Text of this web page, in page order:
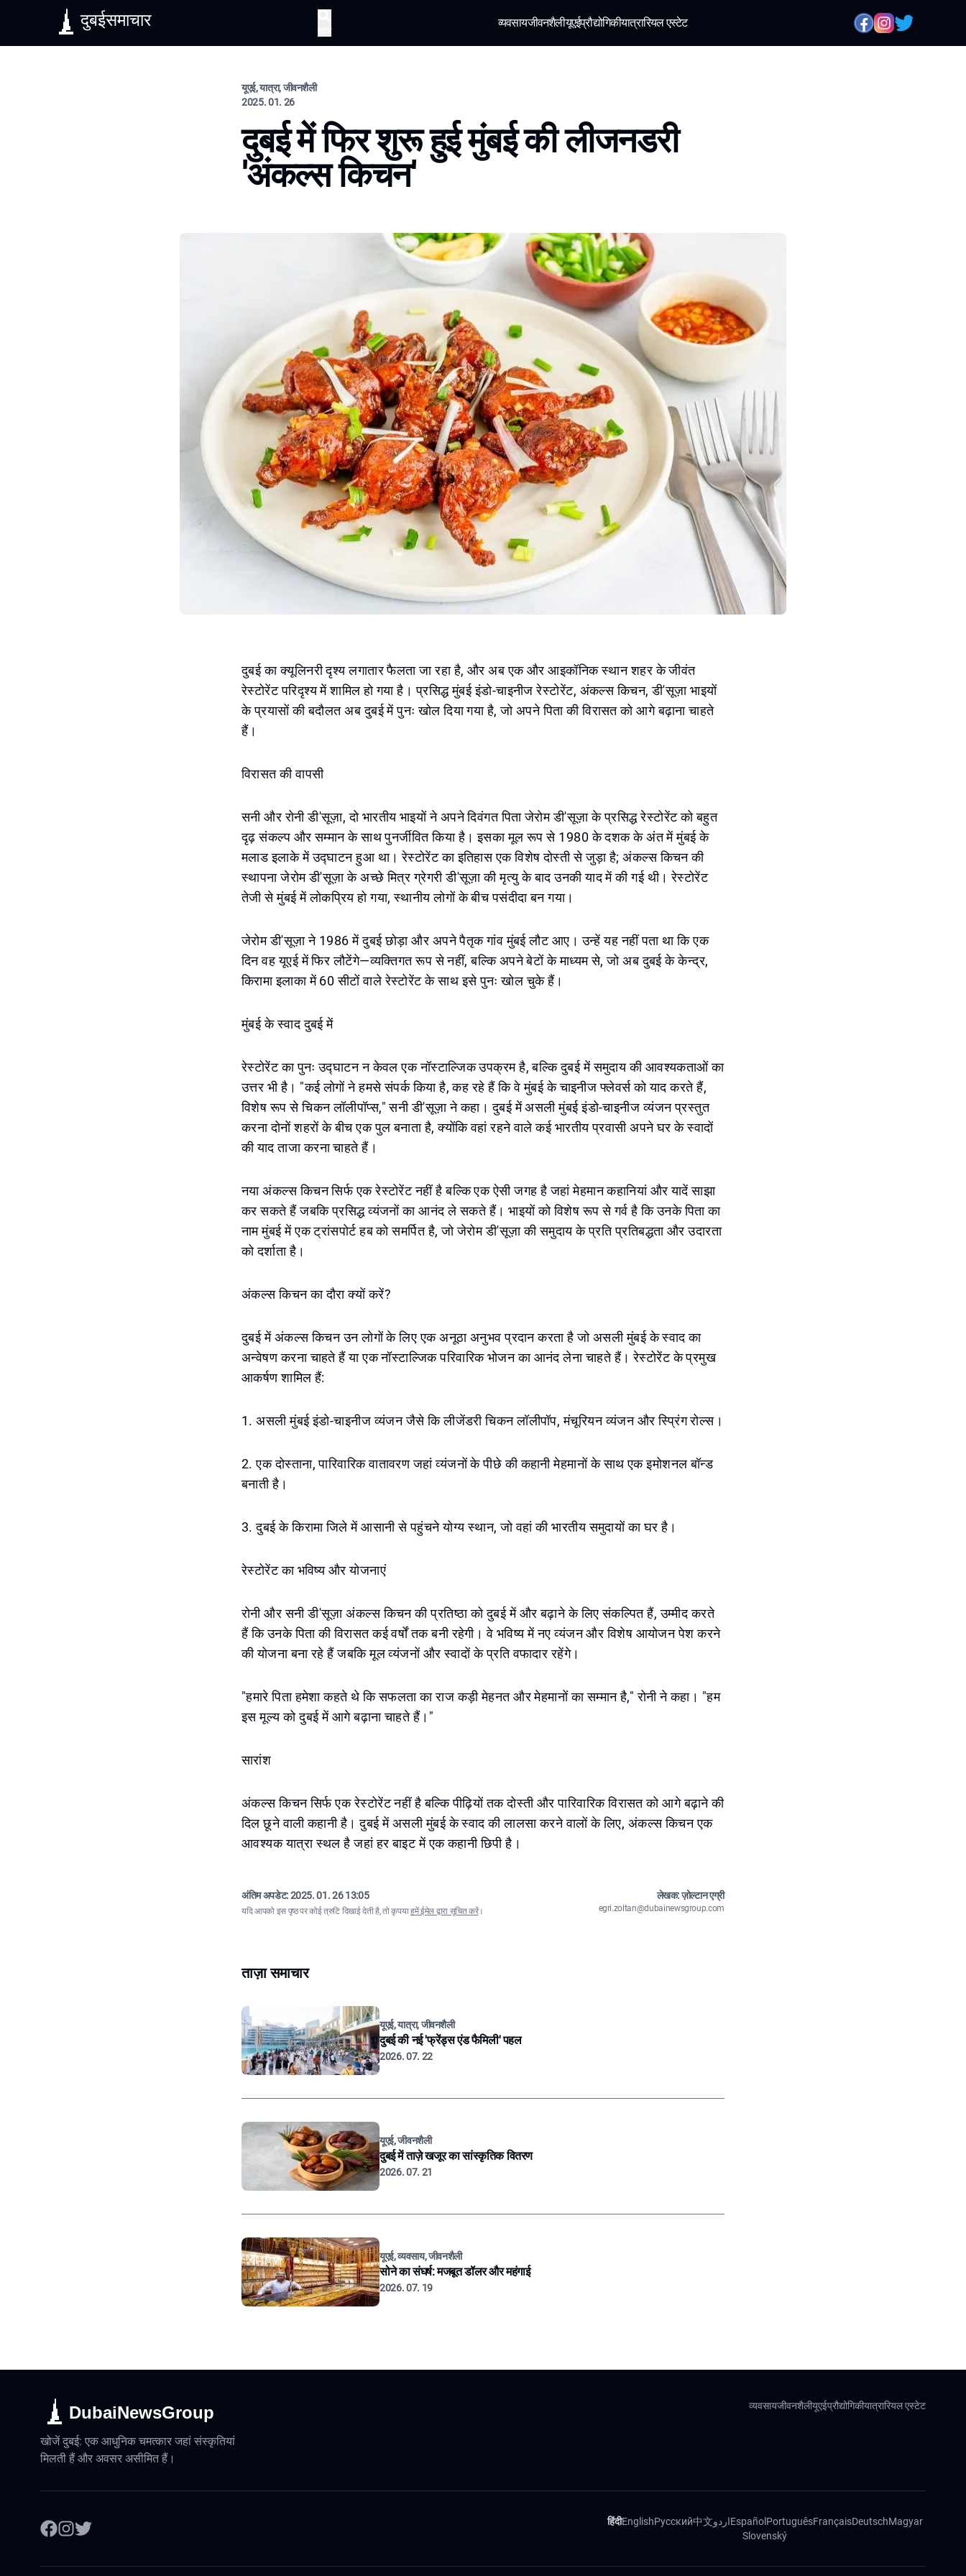
दुबईसमाचार व्यवसायजीवनशैलीयूएईप्रौद्योगिकीयात्रारियल एस्टेट
यूएई, यात्रा, जीवनशैली
2025. 01. 26
दुबई में फिर शुरू हुई मुंबई की लीजनडरी
'अंकल्स किचन'
दुबई का क्यूलिनरी दृश्य लगातार फैलता जा रहा है, और अब एक और आइकॉनिक स्थान शहर के जीवंत
रेस्टोरेंट परिदृश्य में शामिल हो गया है। प्रसिद्ध मुंबई इंडो-चाइनीज रेस्टोरेंट, अंकल्स किचन, डी'सूज़ा भाइयों
के प्रयासों की बदौलत अब दुबई में पुनः खोल दिया गया है, जो अपने पिता की विरासत को आगे बढ़ाना चाहते
हैं।
विरासत की वापसी
सनी और रोनी डी'सूज़ा, दो भारतीय भाइयों ने अपने दिवंगत पिता जेरोम डी'सूज़ा के प्रसिद्ध रेस्टोरेंट को बहुत
दृढ़ संकल्प और सम्मान के साथ पुनर्जीवित किया है। इसका मूल रूप से 1980 के दशक के अंत में मुंबई के
मलाड इलाके में उद्घाटन हुआ था। रेस्टोरेंट का इतिहास एक विशेष दोस्ती से जुड़ा है; अंकल्स किचन की
स्थापना जेरोम डी'सूज़ा के अच्छे मित्र ग्रेगरी डी'सूज़ा की मृत्यु के बाद उनकी याद में की गई थी। रेस्टोरेंट
तेजी से मुंबई में लोकप्रिय हो गया, स्थानीय लोगों के बीच पसंदीदा बन गया।
जेरोम डी'सूज़ा ने 1986 में दुबई छोड़ा और अपने पैतृक गांव मुंबई लौट आए। उन्हें यह नहीं पता था कि एक
दिन वह यूएई में फिर लौटेंगे—व्यक्तिगत रूप से नहीं, बल्कि अपने बेटों के माध्यम से, जो अब दुबई के केन्द्र,
किरामा इलाका में 60 सीटों वाले रेस्टोरेंट के साथ इसे पुनः खोल चुके हैं।
मुंबई के स्वाद दुबई में
रेस्टोरेंट का पुनः उद्घाटन न केवल एक नॉस्टाल्जिक उपक्रम है, बल्कि दुबई में समुदाय की आवश्यकताओं का
उत्तर भी है। "कई लोगों ने हमसे संपर्क किया है, कह रहे हैं कि वे मुंबई के चाइनीज फ्लेवर्स को याद करते हैं,
विशेष रूप से चिकन लॉलीपॉप्स," सनी डी'सूज़ा ने कहा। दुबई में असली मुंबई इंडो-चाइनीज व्यंजन प्रस्तुत
करना दोनों शहरों के बीच एक पुल बनाता है, क्योंकि वहां रहने वाले कई भारतीय प्रवासी अपने घर के स्वादों
की याद ताजा करना चाहते हैं।
नया अंकल्स किचन सिर्फ एक रेस्टोरेंट नहीं है बल्कि एक ऐसी जगह है जहां मेहमान कहानियां और यादें साझा
कर सकते हैं जबकि प्रसिद्ध व्यंजनों का आनंद ले सकते हैं। भाइयों को विशेष रूप से गर्व है कि उनके पिता का
नाम मुंबई में एक ट्रांसपोर्ट हब को समर्पित है, जो जेरोम डी'सूज़ा की समुदाय के प्रति प्रतिबद्धता और उदारता
को दर्शाता है।
अंकल्स किचन का दौरा क्यों करें?
दुबई में अंकल्स किचन उन लोगों के लिए एक अनूठा अनुभव प्रदान करता है जो असली मुंबई के स्वाद का
अन्वेषण करना चाहते हैं या एक नॉस्टाल्जिक परिवारिक भोजन का आनंद लेना चाहते हैं। रेस्टोरेंट के प्रमुख
आकर्षण शामिल हैं:
1. असली मुंबई इंडो-चाइनीज व्यंजन जैसे कि लीजेंडरी चिकन लॉलीपॉप, मंचूरियन व्यंजन और स्प्रिंग रोल्स।
2. एक दोस्ताना, पारिवारिक वातावरण जहां व्यंजनों के पीछे की कहानी मेहमानों के साथ एक इमोशनल बॉन्ड
बनाती है।
3. दुबई के किरामा जिले में आसानी से पहुंचने योग्य स्थान, जो वहां की भारतीय समुदायों का घर है।
रेस्टोरेंट का भविष्य और योजनाएं
रोनी और सनी डी'सूज़ा अंकल्स किचन की प्रतिष्ठा को दुबई में और बढ़ाने के लिए संकल्पित हैं, उम्मीद करते
हैं कि उनके पिता की विरासत कई वर्षों तक बनी रहेगी। वे भविष्य में नए व्यंजन और विशेष आयोजन पेश करने
की योजना बना रहे हैं जबकि मूल व्यंजनों और स्वादों के प्रति वफादार रहेंगे।
"हमारे पिता हमेशा कहते थे कि सफलता का राज कड़ी मेहनत और मेहमानों का सम्मान है," रोनी ने कहा। "हम
इस मूल्य को दुबई में आगे बढ़ाना चाहते हैं।"
सारांश
अंकल्स किचन सिर्फ एक रेस्टोरेंट नहीं है बल्कि पीढ़ियों तक दोस्ती और पारिवारिक विरासत को आगे बढ़ाने की
दिल छूने वाली कहानी है। दुबई में असली मुंबई के स्वाद की लालसा करने वालों के लिए, अंकल्स किचन एक
आवश्यक यात्रा स्थल है जहां हर बाइट में एक कहानी छिपी है।
अंतिम अपडेट:2025. 01. 26 13:05
यदि आपको इस पृष्ठ पर कोई त्रुटि दिखाई देती है, तो कृपयाहमें ईमेल द्वारा सूचित करें।
लेखक: ज़ोल्टान एग्री
egri.zoltan@dubainewsgroup.com
ताज़ा समाचार
यूएई, यात्रा, जीवनशैली
दुबई की नई 'फ्रेंड्स एंड फैमिली' पहल
2026. 07. 22
यूएई, जीवनशैली
दुबई में ताज़े खजूर का सांस्कृतिक वितरण
2026. 07. 21
यूएई, व्यवसाय, जीवनशैली
सोने का संघर्ष: मजबूत डॉलर और महंगाई
2026. 07. 19
DubaiNewsGroup
खोजें दुबई: एक आधुनिक चमत्कार जहां संस्कृतियां
मिलती हैं और अवसर असीमित हैं।
व्यवसायजीवनशैलीयूएईप्रौद्योगिकीयात्रारियल एस्टेट
हिंदीEnglishРусский中文اردوEspañol PortuguêsFrançaisDeutschMagyar
Slovenský